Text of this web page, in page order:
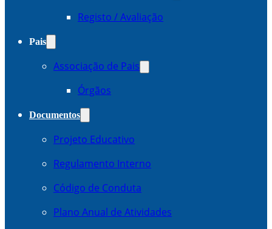
Registo / Avaliação
Pais
Associação de Pais
Órgãos
Documentos
Projeto Educativo
Regulamento Interno
Código de Conduta
Plano Anual de Atividades